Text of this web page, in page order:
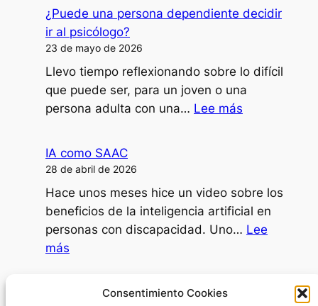
Consentimiento Cookies
clases,
formaciones
ponencias
con
mi
¿Puede una persona dependiente decidir
ir al psicólogo?
23 de mayo de 2026
Llevo tiempo reflexionando sobre lo difícil
que puede ser, para un joven o una
persona adulta con una… Lee más
decidir
ir
al
IA como SAAC
28 de abril de 2026
Hace unos meses hice un video sobre los
beneficios de la inteligencia artificial en
personas con discapacidad. Uno… Lee
más
Día Internacional de la Mujer